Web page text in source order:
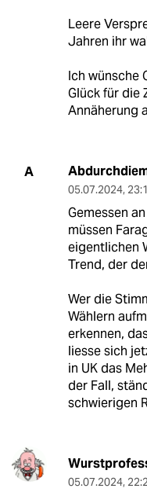
Leere
Jahren ihr
Ich wünsche
Glück für die
Annäherung
A
05.07.2024,
Gemessen
müssen
eigentlichen
Trend, der
Wer die
Wählern
erkennen,
liesse sich
in UK das
der Fall,
schwierigen
05.07.2024,